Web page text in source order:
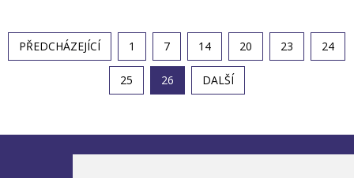
PŘEDCHÁZEJÍCÍ 1 7 14 20 23 24
25 26 DALŠÍ